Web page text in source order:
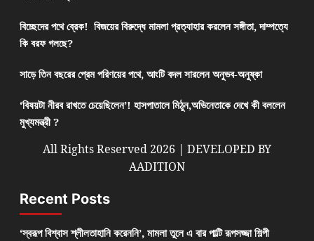
বিচ্ছেদের পথে ব্রেক! বিজয়ের বিরুদ্ধে মামলা প্রত্যাহার করলেন সঙ্গীতা, দাম্পত্যে
কি বরফ গলছে?
সাড়ে তিন বছরের প্রেম পরিণয়ের পথে, আংটি বদল সারলেন অনুভব-অনুষ্কা
‘বিষয়টা নীরব রাখতে চেয়েছিলেন’! হাসপাতালে মিঠুন,অভিনেতাকে দেখে কী বললেন
মুখ্যমন্ত্রী ?
All Rights Reserved 2026 | DEVELOPED BY
AADITION
Recent Posts
‘স্বরূপ বিশ্বাস শ্লীলতাহানি করেননি’, মামলা তুলে এ বার পাল্টি রূপসজ্জা শিল্পী